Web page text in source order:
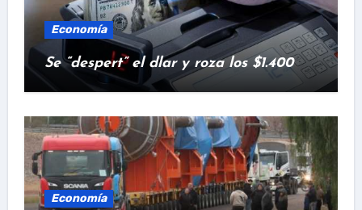
Economía
Se “despert” el dlar y roza los $1.400
Economía